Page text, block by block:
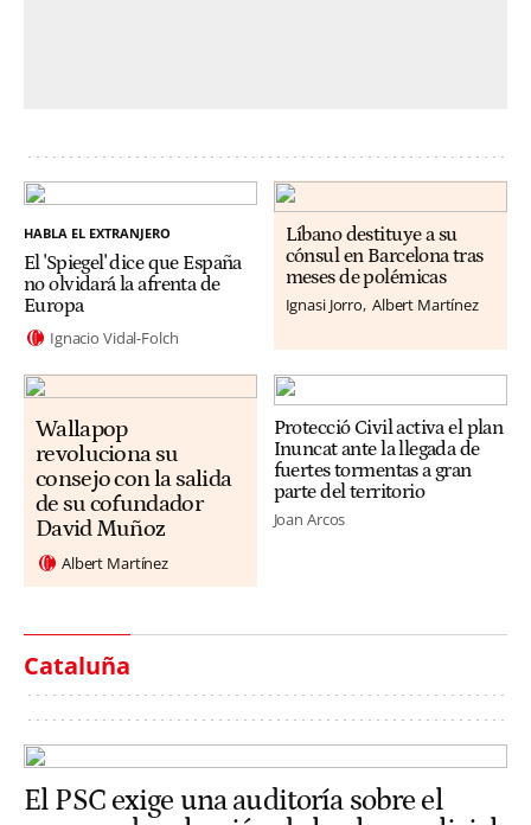
HABLA EL EXTRANJERO
El 'Spiegel' dice que España
no olvidará la afrenta de
Europa
Ignacio Vidal-Folch
Líbano destituye a su
cónsul en Barcelona tras
meses de polémicas
Ignasi Jorro Albert Martínez
Wallapop
revoluciona su
consejo con la salida
de su cofundador
David Muñoz
Albert Martínez
Protecció Civil activa el plan
Inuncat ante la llegada de
fuertes tormentas a gran
parte del territorio
Joan Arcos
Cataluña
El PSC exige una auditoría sobre el